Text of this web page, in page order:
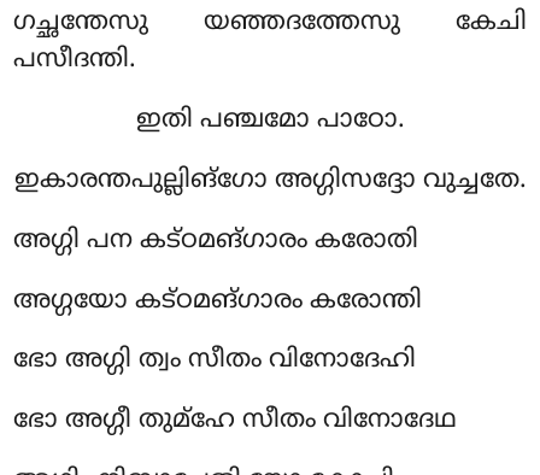
ഗച്ഛന്തേസു യഞ്ഞദത്തേസു കേചി
പസീദന്തി.
ഇതി പഞ്ചമോ പാഠോ.
ഇകാരന്തപുല്ലിങ്ഗോ അഗ്ഗിസദ്ദോ വുച്ചതേ.
അഗ്ഗി പന കട്ഠമങ്ഗാരം കരോതി
അഗ്ഗയോ കട്ഠമങ്ഗാരം കരോന്തി
ഭോ അഗ്ഗി ത്വം സീതം വിനോദേഹി
ഭോ അഗ്ഗീ തുമ്ഹേ സീതം വിനോദേഥ